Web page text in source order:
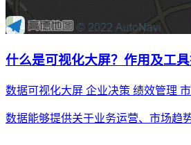
什么是可视化大屏？作用及工
数据可视化大屏 企业决策 绩效管理
数据能够提供关于业务运营、市场趋